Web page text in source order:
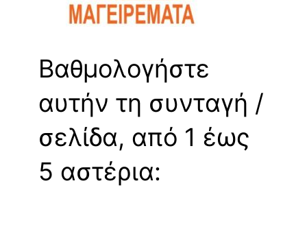
Βαθμολογήστε
αυτήν τη συνταγή /
σελίδα, από 1 έως
5 αστέρια: